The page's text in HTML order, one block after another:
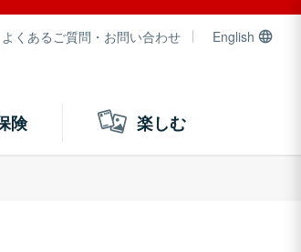
よくあるご質問・お問い合わせ English
険 楽しむ